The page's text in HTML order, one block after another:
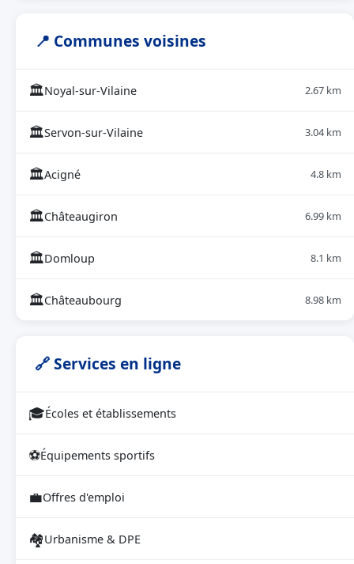
📍 Communes voisines
🏛Noyal-sur-Vilaine 2.67 km
🏛Servon-sur-Vilaine 3.04 km
🏛Acigné 4.8 km
🏛Châteaugiron 6.99 km
🏛Domloup 8.1 km
🏛Châteaubourg 8.98 km
🔗 Services en ligne
🎓Écoles et établissements
⚽Équipements sportifs
💼Offres d'emploi
🏘Urbanisme & DPE